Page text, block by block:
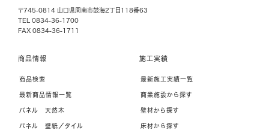
〒745-0814 山口県周南市鼓海2丁目118番63
TEL 0834-36-1700
FAX 0834-36-1711
商品情報
商品検索
最新商品情報一覧
パネル 天然木
パネル 壁紙／タイル
施工実績
最新施工実績一覧
商業施設から探す
壁材から探す
床材から探す